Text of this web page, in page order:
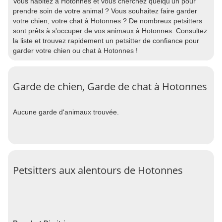
prendre soin de votre animal ? Vous souhaitez faire garder
votre chien, votre chat à Hotonnes ? De nombreux petsitters
sont prêts à s'occuper de vos animaux à Hotonnes. Consultez
la liste et trouvez rapidement un petsitter de confiance pour
garder votre chien ou chat à Hotonnes !
Garde de chien, Garde de chat à Hotonnes
Aucune garde d'animaux trouvée.
Petsitters aux alentours de Hotonnes